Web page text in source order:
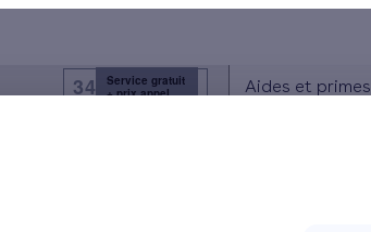
- 8h
3456Service gratuit
+ prix appel
Aides et primes
le chauffe-eau thermodynamiqu ...